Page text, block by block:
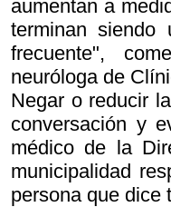
aumentan a
terminan
frecuente",
neuróloga de
Negar o reducir
conversación y
médico de la
municipalidad
persona que dice